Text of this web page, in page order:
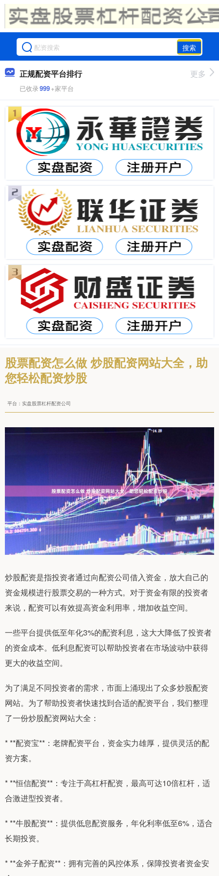
搜索
正规配资平台排行
已收录999+家平台
更多
股票配资怎么做 炒股配资网站大全，助
您轻松配资炒股
平台：实盘股票杠杆配资公司
炒股配资是指投资者通过向配资公司借入资金，放大自己的
资金规模进行股票交易的一种方式。对于资金有限的投资者
来说，配资可以有效提高资金利用率，增加收益空间。
一些平台提供低至年化3%的配资利息，这大大降低了投资者
的资金成本。低利息配资可以帮助投资者在市场波动中获得
更大的收益空间。
为了满足不同投资者的需求，市面上涌现出了众多炒股配资
网站。为了帮助投资者快速找到合适的配资平台，我们整理
了一份炒股配资网站大全：
* **配资宝**：老牌配资平台，资金实力雄厚，提供灵活的配
资方案。
* **恒信配资**：专注于高杠杆配资，最高可达10倍杠杆，适
合激进型投资者。
* **牛股配资**：提供低息配资服务，年化利率低至6%，适合
长期投资。
* **金斧子配资**：拥有完善的风控体系，保障投资者资金安